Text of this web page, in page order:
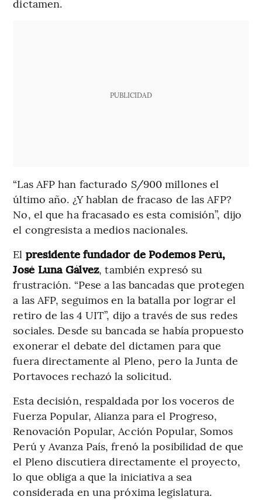
dictamen.
PUBLICIDAD
“Las AFP han facturado S/900 millones el
último año. ¿Y hablan de fracaso de las AFP?
No, el que ha fracasado es esta comisión”, dijo
el congresista a medios nacionales.
El presidente fundador de Podemos Perú,
José Luna Gálvez, también expresó su
frustración. “Pese a las bancadas que protegen
a las AFP, seguimos en la batalla por lograr el
retiro de las 4 UIT”, dijo a través de sus redes
sociales. Desde su bancada se había propuesto
exonerar el debate del dictamen para que
fuera directamente al Pleno, pero la Junta de
Portavoces rechazó la solicitud.
Esta decisión, respaldada por los voceros de
Fuerza Popular, Alianza para el Progreso,
Renovación Popular, Acción Popular, Somos
Perú y Avanza País, frenó la posibilidad de que
el Pleno discutiera directamente el proyecto,
lo que obliga a que la iniciativa a sea
considerada en una próxima legislatura.